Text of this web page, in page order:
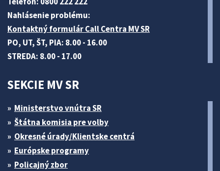
Nahlásenie problému:
Kontaktný formulár Call Centra MV SR
PO, UT, ŠT, PIA: 8.00 - 16.00
STREDA: 8.00 - 17.00
SEKCIE MV SR
Ministerstvo vnútra SR
Štátna komisia pre volby
Okresné úrady/Klientske centrá
Európske programy
Policajný zbor